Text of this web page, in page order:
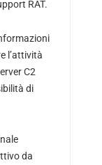
RAT.
l’attività
C2
di
da